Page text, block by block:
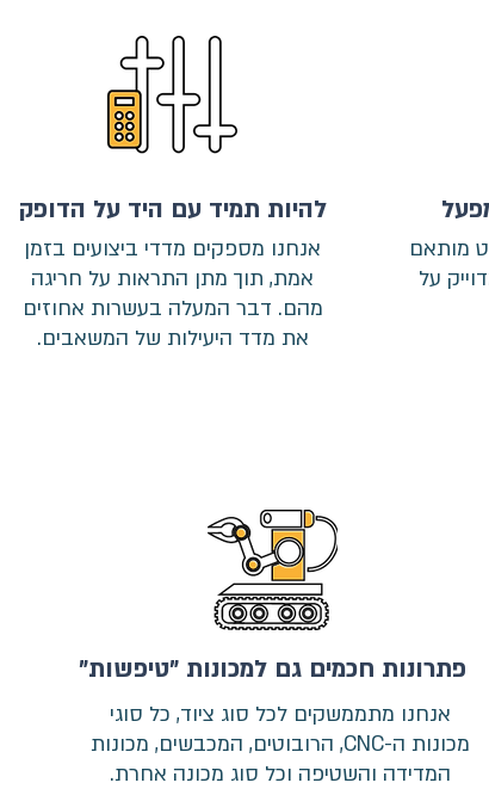
להיות תמיד עם היד על הדופק
אנחנו מספקים מדדי ביצועים בזמן
אמת, תוך מתן התראות על חריגה
מהם. דבר המעלה בעשרות אחוזים
את מדד היעילות של המשאבים.
מותאם
על
פתרונות חכמים גם למכונות "טיפשות"
אנחנו מתממשקים לכל סוג ציוד, כל סוגי
מכונות ה-CNC, הרובוטים, המכבשים, מכונות
המדידה והשטיפה וכל סוג מכונה אחרת.